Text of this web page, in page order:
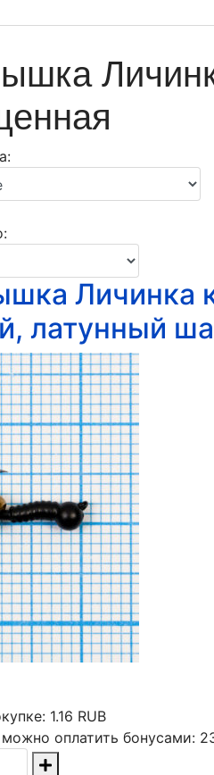
Личинка
латунный
1.16 RUB
оплатить бонусами: